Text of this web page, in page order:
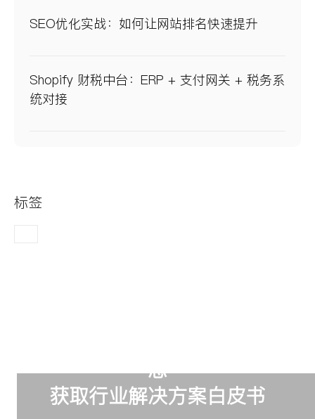
SEO优化实战：如何让网站排名快速提升
Shopify 财税中台：ERP + 支付网关 + 税务系
统对接
标签
态
获取行业解决方案白皮书